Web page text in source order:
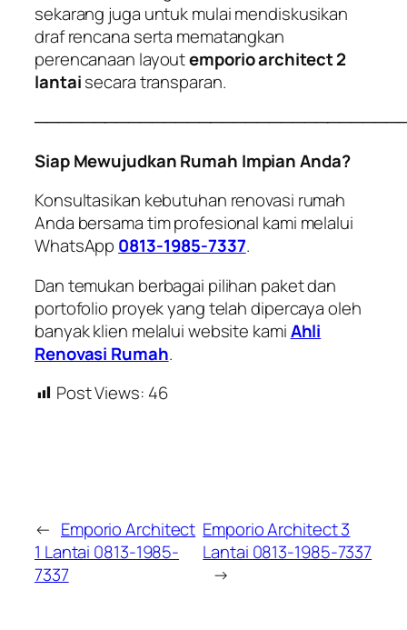
sekarang juga untuk mulai mendiskusikan
draf rencana serta mematangkan
perencanaan layoutemporio architect 2
lantaisecara transparan.
Siap Mewujudkan Rumah Impian Anda?
Konsultasikan kebutuhan renovasi rumah
Anda bersama tim profesional kami melalui
WhatsApp 0813-1985-7337.
Dan temukan berbagai pilihan paket dan
portofolio proyek yang telah dipercaya oleh
banyak klien melalui website kamiAhli
Renovasi Rumah.
Post Views: 46
← Emporio Architect
1 Lantai 0813-1985-
7337
Emporio Architect 3
Lantai 0813-1985-7337
→